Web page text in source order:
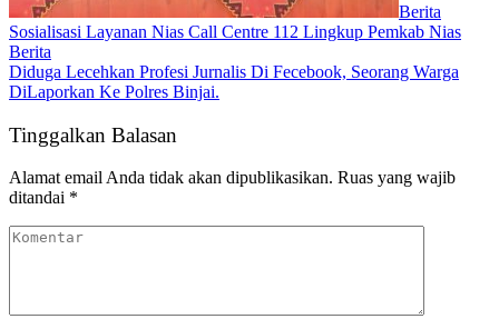
Berita
Sosialisasi Layanan Nias Call Centre 112 Lingkup Pemkab Nias
Berita
Diduga Lecehkan Profesi Jurnalis Di Fecebook, Seorang Warga
DiLaporkan Ke Polres Binjai.
Tinggalkan Balasan
Alamat email Anda tidak akan dipublikasikan. Ruas yang wajib
ditandai *